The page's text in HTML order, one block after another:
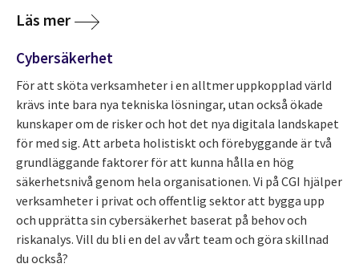
Läs mer
Cybersäkerhet
För att sköta verksamheter i en alltmer uppkopplad värld
krävs inte bara nya tekniska lösningar, utan också ökade
kunskaper om de risker och hot det nya digitala landskapet
för med sig. Att arbeta holistiskt och förebyggande är två
grundläggande faktorer för att kunna hålla en hög
säkerhetsnivå genom hela organisationen. Vi på CGI hjälper
verksamheter i privat och offentlig sektor att bygga upp
och upprätta sin cybersäkerhet baserat på behov och
riskanalys. Vill du bli en del av vårt team och göra skillnad
du också?